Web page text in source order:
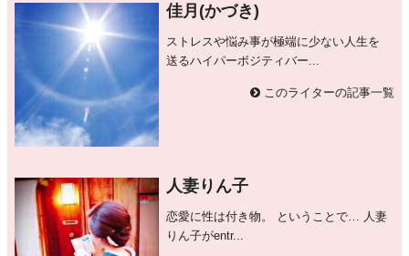
佳月(かづき)
ストレスや悩み事が極端に少ない人生を
送るハイパーボジティバー...
このライターの記事一覧
人妻りん子
恋愛に性は付き物。 ということで… 人妻
りん子がentr...